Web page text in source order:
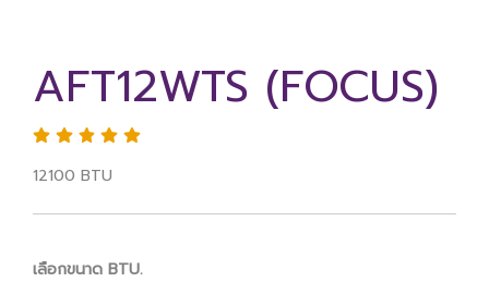
AFT12WTS (FOCUS)
12100 BTU
เลือกขนาด BTU.